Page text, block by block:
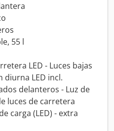
55 l
LED - Luces bajas
diurna LED incl.
delanteros - Luz de
luces de carretera
carga (LED) - extra